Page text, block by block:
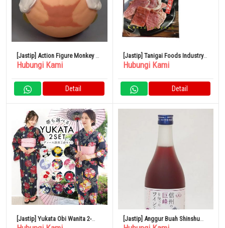
[Jastip] Action Figure Monkey D.
Luffy GEAR5 “One Piece”
Hubungi Kami
Detail
[Jastip] Tanigai Foods Industry
Mugifuji Pork Dendeng 40g x 12
Hubungi Kami
Detail
[Jastip] Yukata Obi Wanita 2-
[Jastip] Anggur Buah Shinshu